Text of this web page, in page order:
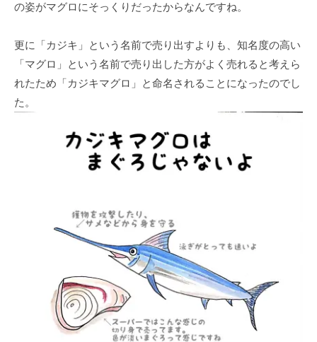
の姿がマグロにそっくりだったからなんですね。
更に「カジキ」という名前で売り出すよりも、知名度の高い
「マグロ」という名前で売り出した方がよく売れると考えら
れたため「カジキマグロ」と命名されることになったのでし
た。